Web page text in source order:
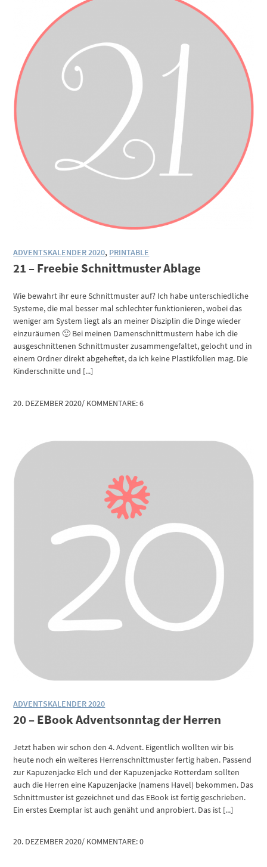
ADVENTSKALENDER 2020, PRINTABLE
21 – Freebie Schnittmuster Ablage
Wie bewahrt ihr eure Schnittmuster auf? Ich habe unterschiedliche
Systeme, die mal besser mal schlechter funktionieren, wobei das
weniger am System liegt als an meiner Disziplin die Dinge wieder
einzuräumen 🙂 Bei meinen Damenschnittmustern habe ich die
ausgeschnittenen Schnittmuster zusammengefaltet, gelocht und in
einem Ordner direkt abgeheftet, da ich keine Plastikfolien mag. Die
Kinderschnitte und [...]
20. DEZEMBER 2020/ KOMMENTARE: 6
ADVENTSKALENDER 2020
20 – EBook Adventsonntag der Herren
Jetzt haben wir schon den 4. Advent. Eigentlich wollten wir bis
heute noch ein weiteres Herrenschnittmuster fertig haben. Passend
zur Kapuzenjacke Elch und der Kapuzenjacke Rotterdam sollten
auch die Herren eine Kapuzenjacke (namens Havel) bekommen. Das
Schnittmuster ist gezeichnet und das EBook ist fertig geschrieben.
Ein erstes Exemplar ist auch genäht und anprobiert. Das ist [...]
20. DEZEMBER 2020/ KOMMENTARE: 0